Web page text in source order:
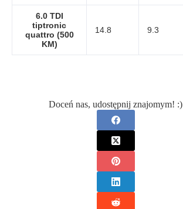
6.0 TDI
tiptronic
quattro (500
KM)
14.8 9.3
Doceń nas, udostępnij znajomym! :)